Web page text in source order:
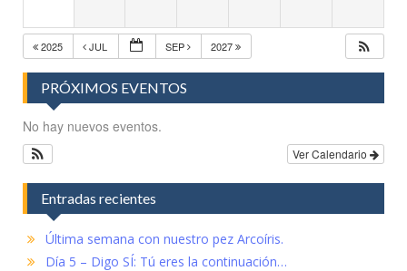
2025 JUL SEP 2027
PRÓXIMOS EVENTOS
No hay nuevos eventos.
Ver Calendario
Entradas recientes
Última semana con nuestro pez Arcoíris.
Día 5 – Digo SÍ: Tú eres la continuación…